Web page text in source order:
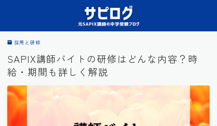
採用と研修
SAPIX講師バイトの研修はどんな内容？時
給・期間も詳しく解説